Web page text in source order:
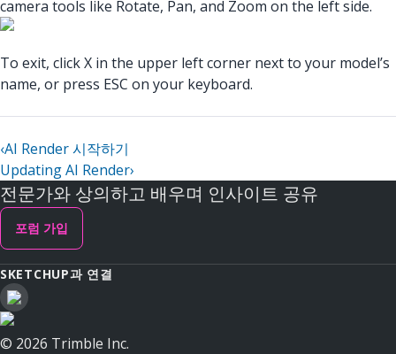
camera tools like Rotate, Pan, and Zoom on the left side.
To exit, click X in the upper left corner next to your model’s
name, or press ESC on your keyboard.
‹AI Render 시작하기
Updating AI Render›
전문가와 상의하고 배우며 인사이트 공유
포럼 가입
SKETCHUP과 연결
© 2026 Trimble Inc.